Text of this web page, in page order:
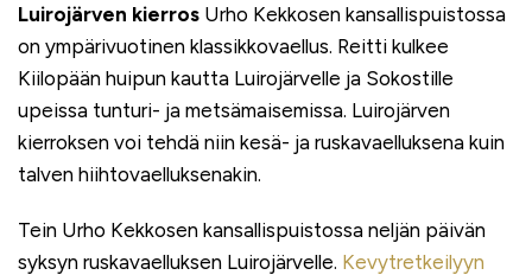
Luirojärven kierros Urho Kekkosen kansallispuistossa
on ympärivuotinen klassikkovaellus. Reitti kulkee
Kiilopään huipun kautta Luirojärvelle ja Sokostille
upeissa tunturi- ja metsämaisemissa. Luirojärven
kierroksen voi tehdä niin kesä- ja ruskavaelluksena kuin
talven hiihtovaelluksenakin.
Tein Urho Kekkosen kansallispuistossa neljän päivän
syksyn ruskavaelluksen Luirojärvelle. Kevytretkeilyyn